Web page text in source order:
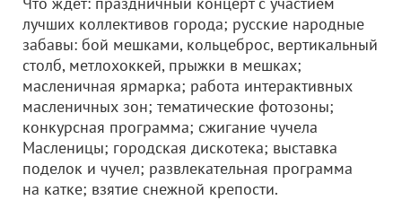
лучших коллективов города; русские народные
забавы: бой мешками, кольцеброс, вертикальный
столб, метлохоккей, прыжки в мешках;
масленичная ярмарка; работа интерактивных
масленичных зон; тематические фотозоны;
конкурсная программа; сжигание чучела
Масленицы; городская дискотека; выставка
поделок и чучел; развлекательная программа
на катке; взятие снежной крепости.